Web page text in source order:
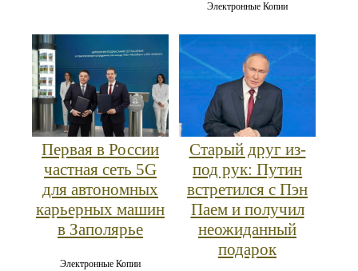
Электронные Копии
Первая в России
частная сеть 5G
для автономных
карьерных машин
в Заполярье
Электронные Копии
Старый друг из-
под рук: Путин
встретился с Пэн
Паем и получил
неожиданный
подарок